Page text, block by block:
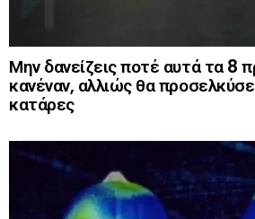
Μην δανείζεις ποτέ αυτά τα 8
κανέναν, αλλιώς θα
κατάρες